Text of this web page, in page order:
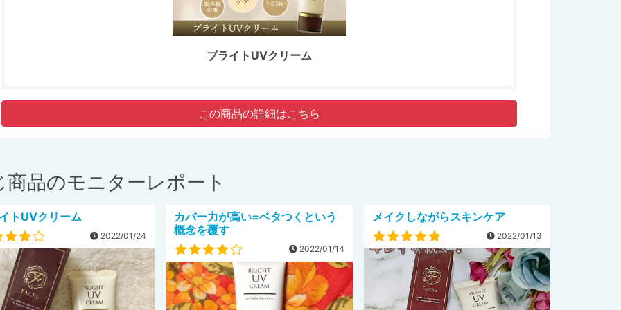
ブライトUVクリーム
この商品の詳細はこちら
商品のモニターレポート
トUVクリーム
2022/01/24
カバー力が高い=ベタつくという
概念を覆す
2022/01/14
メイクしながらスキンケア
2022/01/13